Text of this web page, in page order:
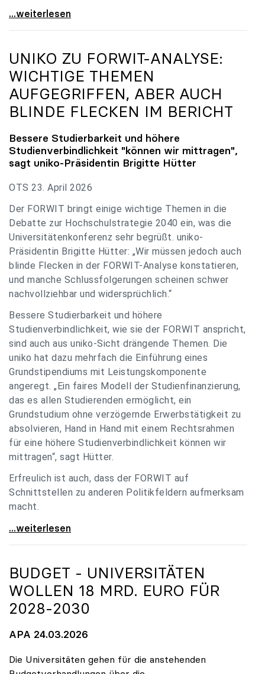
uniko zu Budgetverhandlungen: Universitäten sind
...weiterlesen
UNIKO ZU FORWIT-ANALYSE:
WICHTIGE THEMEN
AUFGEGRIFFEN, ABER AUCH
BLINDE FLECKEN IM BERICHT
Bessere Studierbarkeit und höhere
Studienverbindlichkeit "können wir mittragen",
sagt uniko-Präsidentin Brigitte Hütter
OTS 23. April 2026
Der FORWIT bringt einige wichtige Themen in die
Debatte zur Hochschulstrategie 2040 ein, was die
Universitätenkonferenz sehr begrüßt. uniko-
Präsidentin Brigitte Hütter: „Wir müssen jedoch auch
blinde Flecken in der FORWIT-Analyse konstatieren,
und manche Schlussfolgerungen scheinen schwer
nachvollziehbar und widersprüchlich.“
Bessere Studierbarkeit und höhere
Studienverbindlichkeit, wie sie der FORWIT anspricht,
sind auch aus uniko-Sicht drängende Themen. Die
uniko hat dazu mehrfach die Einführung eines
Grundstipendiums mit Leistungskomponente
angeregt. „Ein faires Modell der Studienfinanzierung,
das es allen Studierenden ermöglicht, ein
Grundstudium ohne verzögernde Erwerbstätigkeit zu
absolvieren, Hand in Hand mit einem Rechtsrahmen
für eine höhere Studienverbindlichkeit können wir
mittragen“, sagt Hütter.
Erfreulich ist auch, dass der FORWIT auf
Schnittstellen zu anderen Politikfeldern aufmerksam
macht.
uniko zu FORWIT-Analyse: Wichtige Themen
...weiterlesen
BUDGET - UNIVERSITÄTEN
WOLLEN 18 MRD. EURO FÜR
2028-2030
APA 24.03.2026
Die Universitäten gehen für die anstehenden